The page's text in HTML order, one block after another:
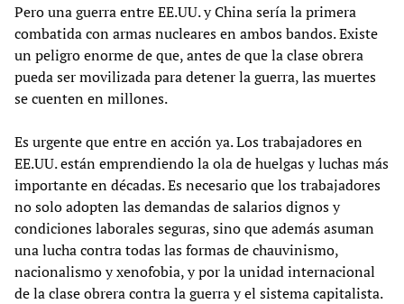
Pero una guerra entre EE.UU. y China sería la primera
combatida con armas nucleares en ambos bandos. Existe
un peligro enorme de que, antes de que la clase obrera
pueda ser movilizada para detener la guerra, las muertes
se cuenten en millones.
Es urgente que entre en acción ya. Los trabajadores en
EE.UU. están emprendiendo la ola de huelgas y luchas más
importante en décadas. Es necesario que los trabajadores
no solo adopten las demandas de salarios dignos y
condiciones laborales seguras, sino que además asuman
una lucha contra todas las formas de chauvinismo,
nacionalismo y xenofobia, y por la unidad internacional
de la clase obrera contra la guerra y el sistema capitalista.